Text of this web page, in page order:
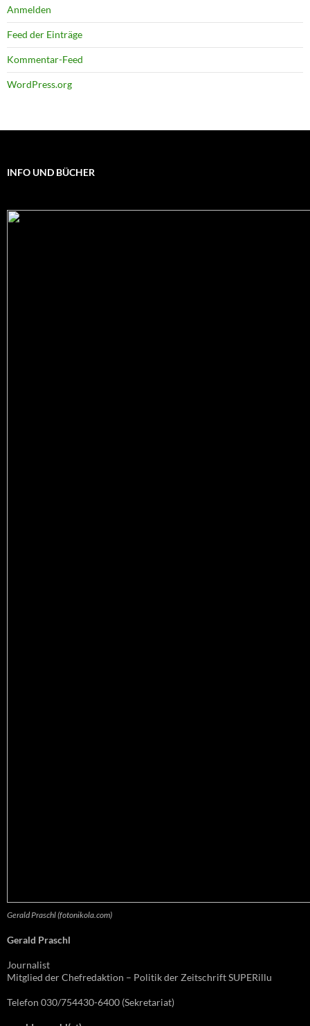
Anmelden
Feed der Einträge
Kommentar-Feed
WordPress.org
INFO UND BÜCHER
Gerald Praschl (fotonikola.com)
Gerald Praschl
Journalist
Mitglied der Chefredaktion – Politik der Zeitschrift SUPERillu
Telefon 030/754430-6400 (Sekretariat)